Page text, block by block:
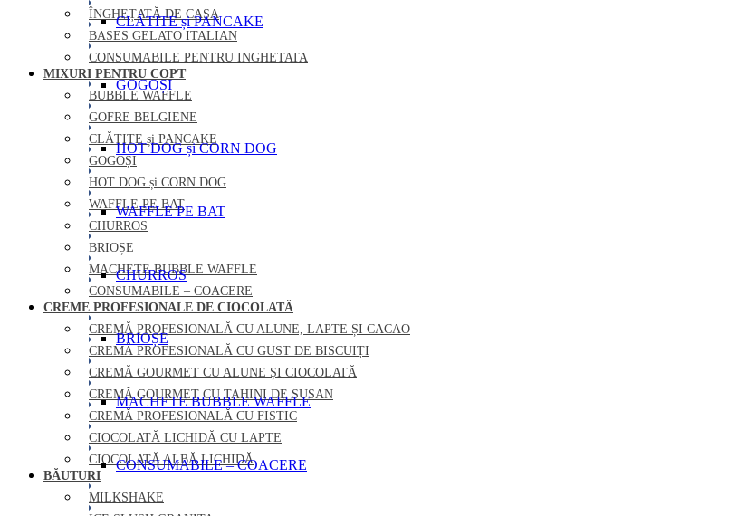
CLĂTITE și PANCAKE
GOGOȘI
HOT DOG și CORN DOG
WAFFLE PE BAT
CHURROS
BRIOȘE
MACHETE BUBBLE WAFFLE
CONSUMABILE – COACERE
ÎNGHEȚATĂ DE CASA
BASES GELATO ITALIAN
CONSUMABILE PENTRU INGHETATA
MIXURI PENTRU COPT
BUBBLE WAFFLE
GOFRE BELGIENE
CLĂTITE și PANCAKE
GOGOȘI
HOT DOG și CORN DOG
WAFFLE PE BAT
CHURROS
BRIOȘE
MACHETE BUBBLE WAFFLE
CONSUMABILE – COACERE
CREME PROFESIONALE DE CIOCOLATĂ
CREMĂ PROFESIONALĂ CU ALUNE, LAPTE ȘI CACAO
CREMĂ PROFESIONALĂ CU GUST DE BISCUIȚI
CREMĂ GOURMET CU ALUNE ȘI CIOCOLATĂ
CREMĂ GOURMET CU TAHINI DE SUSAN
CREMĂ PROFESIONALĂ CU FISTIC
CIOCOLATĂ LICHIDĂ CU LAPTE
CIOCOLATĂ ALBĂ LICHIDĂ
BĂUTURI
MILKSHAKE